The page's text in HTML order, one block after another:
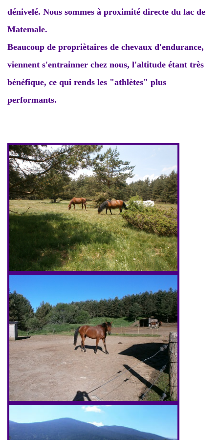
dénivelé. Nous sommes à proximité directe du lac de
Matemale.
Beaucoup de propriètaires de chevaux d'endurance,
viennent s'entrainner chez nous, l'altitude étant très
bénéfique, ce qui rends les "athlètes" plus
performants.